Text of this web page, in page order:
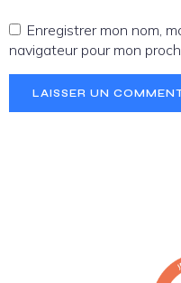
Enregistrer mon nom,
navigateur pour mon